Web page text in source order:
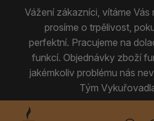
Vážení zákazníci, vítáme
prosíme o trpělivost,
perfektní. Pracujeme na
funkcí. Objednávky zboží
jakémkoliv problému nás
Tým